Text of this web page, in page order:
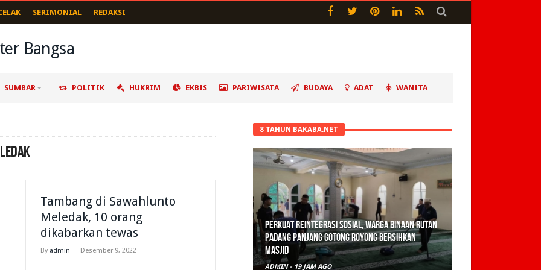
SERIMONIAL REDAKSI
SUMBAR POLITIK HUKRIM EKBIS PARIWISATA BUDAYA ADAT WANITA
Tambang di Sawahlunto
Meledak, 10 orang
dikabarkan tewas
By admin - Desember 9, 2022
8 TAHUN BAKABA.NET
Perkuat Reintegrasi Sosial, Warga Binaan Rutan
Padang Panjang Gotong Royong Bersihkan
Masjid
ADMIN - 19 JAM AGO